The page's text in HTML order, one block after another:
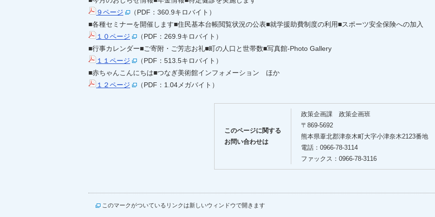
９ページ
（PDF：360.9キロバイト）
■各種セミナーを開催します■住民基本台帳閲覧状況の公表■就学援助費制度の利用■スポーツ安全保険への加入
１０ページ
（PDF：269.9キロバイト）
■行事カレンダー■ご寄附・ご芳志お礼■町の人口と世帯数■写真館-Photo Gallery
１１ページ
（PDF：513.5キロバイト）
■赤ちゃんこんにちは■つなぎ美術館インフォメーション ほか
１２ページ
（PDF：1.04メガバイト）
このページに関する
お問い合わせは
政策企画課 政策企画班
〒869-5692
熊本県葦北郡津奈木町大字小津奈木2123番地
電話：0966-78-3114
ファックス：0966-78-3116
このマークがついているリンクは新しいウィンドウで開きます